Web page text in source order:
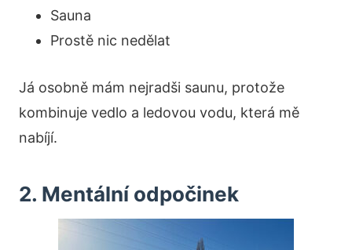
Sauna
Prostě nic nedělat
Já osobně mám nejradši saunu, protože
kombinuje vedlo a ledovou vodu, která mě
nabíjí.
2. Mentální odpočinek